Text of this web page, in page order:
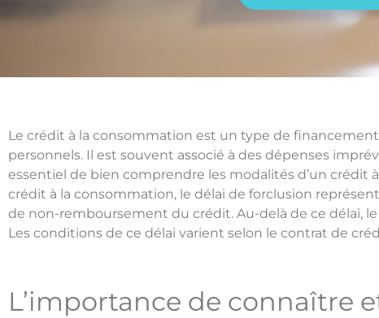
Le crédit à la consommation est un type de
personnels. Il est souvent associé à des dépenses
essentiel de bien comprendre les modalités d’un crédit
crédit à la consommation, le délai de forclusion
de non-remboursement du crédit. Au-delà de ce délai,
Les conditions de ce délai varient selon le contrat de
L’importance de connaître